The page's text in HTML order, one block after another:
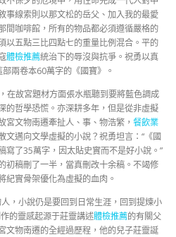
事線索則以那文松的岳父、加入我的最愛
間咖啡館，所有的物品都必須遵循嚴格的
以五點三比四點七的重量比例混合。平的
體檢推薦統治下的辱沒與抗爭。祝勇以真
兩卷本60萬字的《國寶》。
在故宮題材方面張水瓶聽到要將藍色調成
的哲學恐慌。亦深耕多年，但是從非虛擬
宮文物南遷牽扯人、事、物浩繁， 餐飲業
文邁向文學虛擬的小說？祝勇坦言：“《國
寫了35萬字，因太貼史實而不是好小說。”
初稿刪了一半，當真刪改十余稿。不竭修
紀實骨架優化為虛擬的血肉。
，小說仍是要回到日常生涯，回到提煉小
的靈感起源于莊靈講述體檢推薦的有關父
文物南遷的全經過歷程，他的兒子莊靈誕